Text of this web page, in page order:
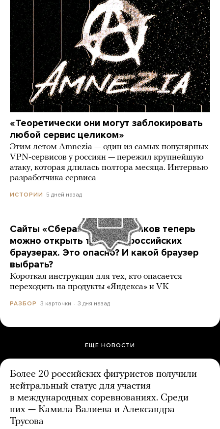
«Теоретически они могут заблокировать
любой сервис целиком»
Этим летом Amnezia — один из самых популярных
VPN-сервисов у россиян — пережил крупнейшую
атаку, которая длилась полтора месяца. Интервью
разработчика сервиса
ИСТОРИИ 5 дней назад
Сайты «Сбера» и других банков теперь
можно открыть только в российских
браузерах. Это опасно? И какой браузер
выбрать?
Короткая инструкция для тех, кто опасается
переходить на продукты «Яндекса» и VK
РАЗБОР 3 карточки 3 дня назад
ЕЩЕ НОВОСТИ
Более 20 российских фигуристов получили
нейтральный статус для участия
в международных соревнованиях. Среди
них — Камила Валиева и Александра
Трусова